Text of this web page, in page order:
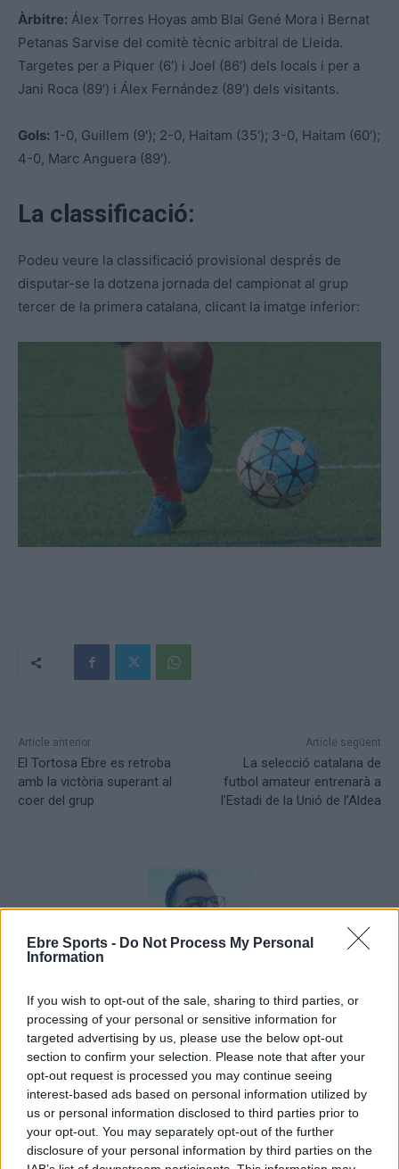
Ebre Sports - Do Not Process My Personal
Information
If you wish to opt-out of the sale, sharing to third parties, or
processing of your personal or sensitive information for
targeted advertising by us, please use the below opt-out
section to confirm your selection. Please note that after your
opt-out request is processed you may continue seeing
interest-based ads based on personal information utilized by
us or personal information disclosed to third parties prior to
your opt-out. You may separately opt-out of the further
disclosure of your personal information by third parties on the
Àrbitre: Álex Torres Hoyas amb Blai Gené Mora i Bernat
Petanas Sarvise del comitè tècnic arbitral de Lleida.
Targetes per a Piquer (6′) i Joel (86′) dels locals i per a
Jani Roca (89′) i Álex Fernández (89′) dels visitants.
Gols: 1-0, Guillem (9′); 2-0, Haitam (35′); 3-0, Haitam (60′);
4-0, Marc Anguera (89′).
La classificació:
Podeu veure la classificació provisional després de
disputar-se la dotzena jornada del campionat al grup
tercer de la primera catalana, clicant la imatge inferior:
Article anterior
El Tortosa Ebre es retroba
amb la victòria superant al
coer del grup
Article següent
La selecció catalana de
futbol amateur entrenarà a
l’Estadi de la Unió de l’Aldea
Setmanari l'Ebre
ARTICLES RELACIONATS
La remuntada de la Rapitenca li dona la
permanència a la 1a catalana